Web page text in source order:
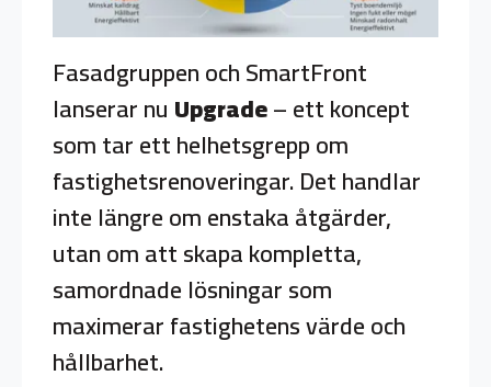
Fasadgruppen och SmartFront
lanserar nuUpgrade– ett koncept
som tar ett helhetsgrepp om
fastighetsrenoveringar. Det handlar
inte längre om enstaka åtgärder,
utan om att skapa kompletta,
samordnade lösningar som
maximerar fastighetens värde och
hållbarhet.